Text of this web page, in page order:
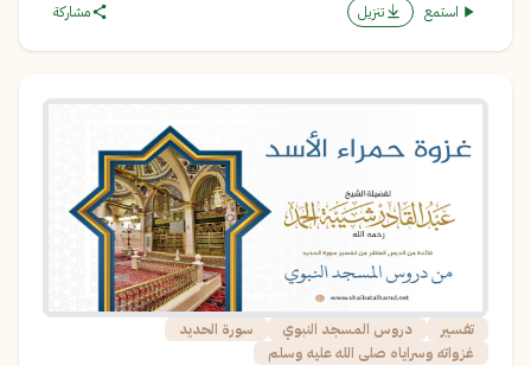
استمع تنزيل مشاركة
تفسير دروس المسجد النبوي
سورة الحديد
غزواته وسراياه صلى الله عليه وسلم